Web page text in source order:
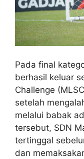
Pada final
berhasil keluar
Challenge
setelah
melalui babak
tersebut, SDN
tertinggal
dan